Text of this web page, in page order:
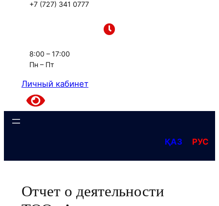
+7 (727) 341 0777
8:00 – 17:00
Пн – Пт
Личный кабинет
ҚАЗ РУС
Отчет о деятельности